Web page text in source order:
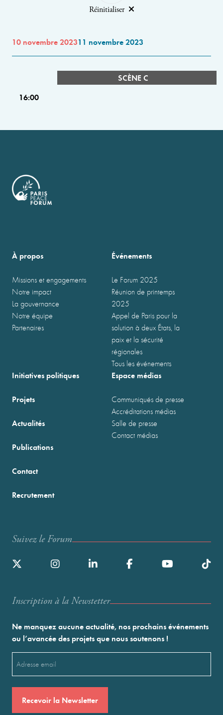
Réinitialiser
10 novembre 202311 novembre 2023
SCÈNE C
16:00
À propos
Missions et engagements
Notre impact
La gouvernance
Notre équipe
Partenaires
Événements
Le Forum 2025
Réunion de printemps
2025
Appel de Paris pour la
solution à deux États, la
paix et la sécurité
régionales
Tous les événements
Initiatives politiques
Projets
Actualités
Publications
Espace médias
Communiqués de presse
Accréditations médias
Salle de presse
Contact médias
Contact
Recrutement
Suivez le Forum
Inscription à la Newstetter
Ne manquez aucune actualité, nos prochains événements
ou l’avancée des projets que nous soutenons !
(Nécessaire)